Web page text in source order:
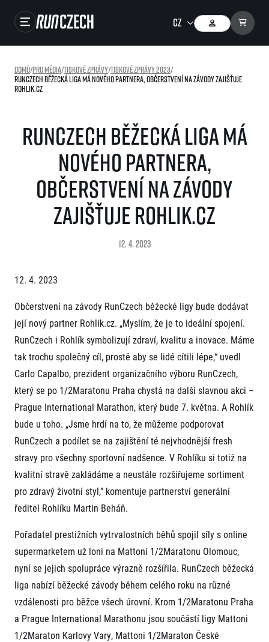
Výsledky
RunCzech Store
Running Mall
Běžecké série
Běžecká liga
Projekt EuroHeroes
EuroHeroes Challenge 2026
EuroHeroes Challenge 2025
EuroHeroes Challenge 2024
EuroHeroes Challenge 2023
EuroHeroes Challenge 2019
Systém bodování
Napoli Running
O Napoli Running
RunCzech Halfs
Projekt RunCzech Halfs
Pro běžce
Pro závodníky
Pravidla a všeobecné informace
Vše k pojištění
Přeregistrace na jiného závodníka
Pověření k vyzvednutí čísla
Reklamace výsledků
Vaše Fotografie
Inspirace
Příběhy běžců
RunCzech Story
AIMS Race Calendar
Komunity
RunCzech Kings & Queens
RunCzech Stars
dm rodinná míle
Český maratonský klub
RunCzech Pacers
Středoškoláci
Charita
Seznam neziskových organizací
Běžím pro stromy
Užitečné
O nás
Kontakt
Náš tým
Naši partneři
Historie
FAQ (Často kladené dotazy)
Oznámení fúze
Dobrovolníci
Dárkové poukazy
Šablony k dárkovému poukazu ke stažení
Aktuality
Akreditace a vše k závodům
Tiskové zprávy
Poznámky pro editory
Magazíny
RunCzech
Kariéra
All Runners Are Beautiful
RunCzech Racing
Ekofilozofie
Running Mall
Vítejte v Running Mall
Domů/Pro média/Tiskové zprávy/Tiskové zprávy 2023/
RunCzech běžecká liga má nového partnera, občerstvení na závody zajišťuje
Rohlik.cz
RunCzech běžecká liga má
nového partnera,
občerstvení na závody
zajišťuje Rohlik.cz
12. 4. 2023
12. 4. 2023
Občerstvení na závody RunCzech běžecké ligy bude dodávat
její nový partner Rohlik.cz. „Myslím, že je to ideální spojení.
RunCzech i Rohlík symbolizují zdraví, kvalitu a inovace. Máme
tak trochu společný cíl, prostě aby se lidé cítili lépe,“ uvedl
Carlo Capalbo, prezident organizačního výboru RunCzech,
který se po 1/2Maratonu Praha chystá na další slavnou akci –
Prague International Marathon, který bude 7. května. A Rohlík
bude u toho. „Jsme hrdí na to, že můžeme podporovat
RunCzech a podílet se na zajištění té nejvhodnější fresh
stravy pro všechny sportovní nadšence. V Rohlíku si totiž na
kvalitní stravě zakládáme a neustále rozšiřujeme sortiment
pro zdravý životní styl,” komentuje partnerství generální
ředitel Rohlíku Martin Beháň.
Pořadatel prestižních vytrvalostních běhů spojil síly s online
supermarketem už loni na Mattoni 1/2Maratonu Olomouc,
nyní se jejich spolupráce výrazně rozšířila. RunCzech běžecká
liga nabízí běžecké závody během celého roku na různé
vzdálenosti pro běžce všech úrovní. Krom 1/2Maratonu Praha
a Prague International Marathonu jsou součástí ligy Mattoni
1/2Maraton Karlovy Vary, Mattoni 1/2Maraton České